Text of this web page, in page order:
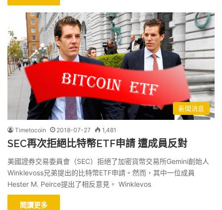
新聞消息
Timetocoin 2018-07-27 1,481
SEC再次拒絕比特幣ETF申請 遭成員反對
美國證券交易委員會（SEC）拒絕了加密貨幣交易所Gemini創始人
Winklevoss兄弟提出的比特幣ETF申請。然而，其中一位成員
Hester M. Peirce提出了相反意見。 Winklevos
閱讀更多